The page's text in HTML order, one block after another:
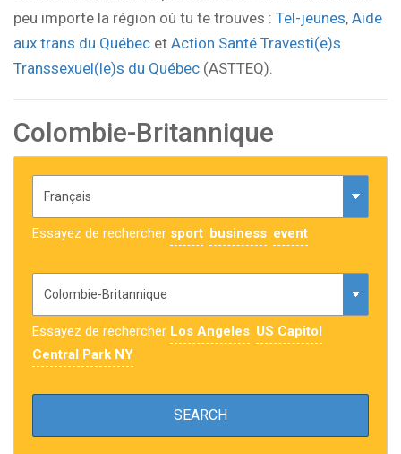
peu importe la région où tu te trouves : Tel-jeunes, Aide
aux trans du Québec et Action Santé Travesti(e)s
Transsexuel(le)s du Québec (ASTTEQ).
Colombie-Britannique
Essayez de rechercher sport business event
Essayez de rechercher Los Angeles US Capitol
Central Park NY